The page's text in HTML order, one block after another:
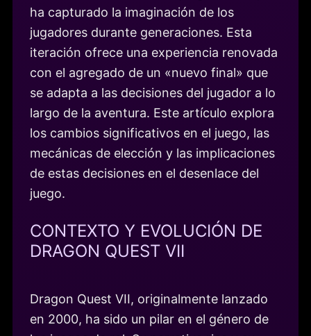
ha capturado la imaginación de los
jugadores durante generaciones. Esta
iteración ofrece una experiencia renovada
con el agregado de un «nuevo final» que
se adapta a las decisiones del jugador a lo
largo de la aventura. Este artículo explora
los cambios significativos en el juego, las
mecánicas de elección y las implicaciones
de estas decisiones en el desenlace del
juego.
CONTEXTO Y EVOLUCIÓN DE
DRAGON QUEST VII
Dragon Quest VII, originalmente lanzado
en 2000, ha sido un pilar en el género de